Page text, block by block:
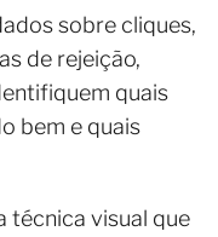
sobre cliques,
de rejeição,
quais
bem e quais
técnica visual que